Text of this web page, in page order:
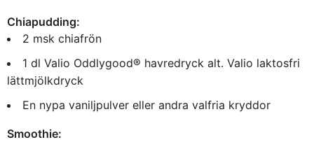
Chiapudding:
2 msk chiafrön
1 dl Valio Oddlygood® havredryck alt. Valio laktosfri
lättmjölkdryck
En nypa vaniljpulver eller andra valfria kryddor
Smoothie: